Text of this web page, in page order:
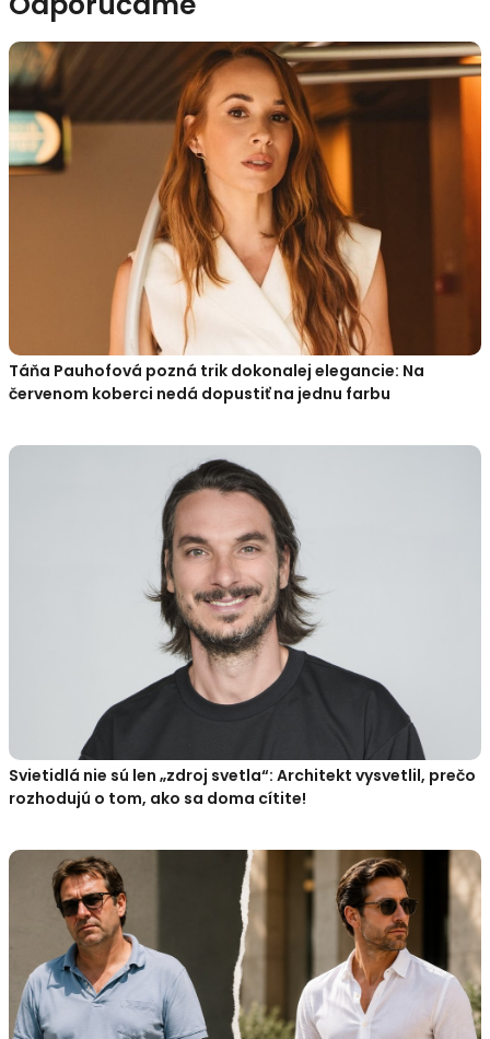
Táňa Pauhofová pozná trik dokonalej elegancie: Na
červenom koberci nedá dopustiť na jednu farbu
Svietidlá nie sú len „zdroj svetla“: Architekt vysvetlil, prečo
rozhodujú o tom, ako sa doma cítite!